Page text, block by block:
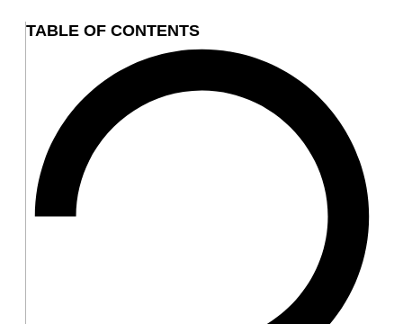
TABLE OF CONTENTS